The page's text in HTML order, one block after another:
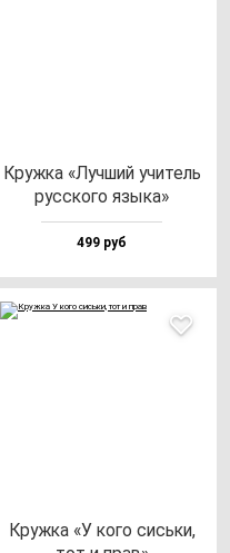
Круж­ка «Луч­ший учи­тель
рус­ско­го язы­ка»
499 руб
Круж­ка «У ко­го сись­ки,